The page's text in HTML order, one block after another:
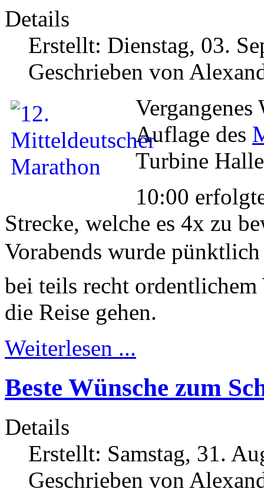
Details
Erstellt: Dienstag, 03.
Geschrieben von
Vergangenes
Auflage des
Turbine
10:00
Strecke, welche es 4x zu
Vorabends wurde
bei teils recht
die Reise gehen.
Weiterlesen ...
Beste Wünsche zum
Details
Erstellt: Samstag, 31.
Geschrieben von